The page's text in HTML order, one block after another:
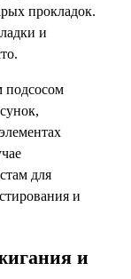
прокладок.
и
подсосом
для
и
и